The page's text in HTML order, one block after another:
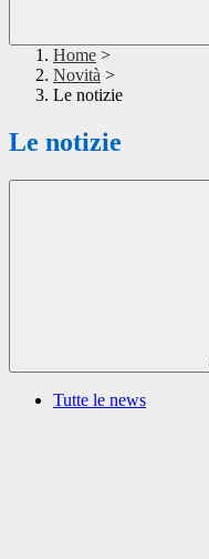
Home >
Novità >
Le notizie
Le notizie
Tutte le news